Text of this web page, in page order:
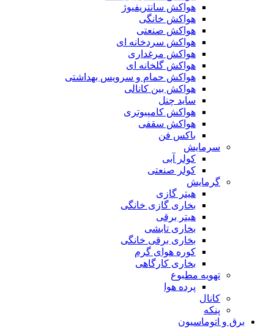
هواکش سانتریفیوژ
هواکش خانگی
هواکش صنعتی
هواکش سردخانه ای
هواکش مرغداری
هواکش گلخانه ای
هواکش حمام و سرویس بهداشتی
هواکش بین کانالی
ساید چنل
هواکش کامپیوتری
هواکش سقفی
باکس فن
سرمایش
کولر آبی
کولر صنعتی
گرمایش
هیتر گازی
بخاری گازی خانگی
هیتر برقی
بخاری تابشی
بخاری برقی خانگی
کوره هوای گرم
بخاری کارگاهی
تهویه مطبوع
پرده هوا
کانال
پنکه
برق و اتوماسیون